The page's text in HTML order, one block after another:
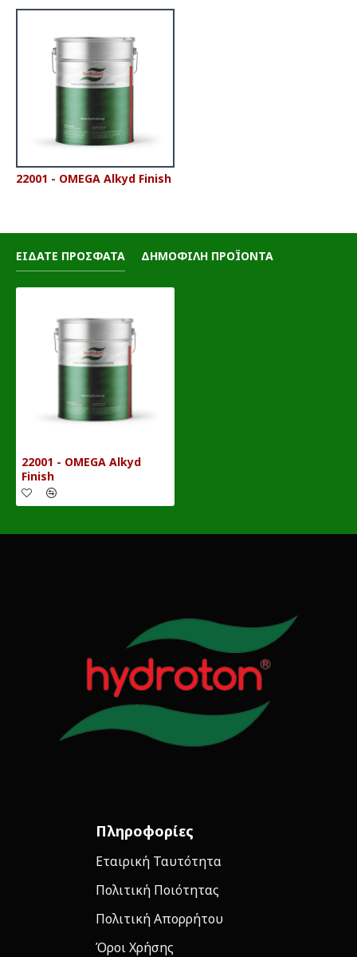
22001 - OMEGA Alkyd Finish
ΕΙΔΑΤΕ ΠΡΟΣΦΑΤΑ ΔΗΜΟΦΙΛΗ ΠΡΟΪΟΝΤΑ
22001 - OMEGA Alkyd
Finish
Πληροφορίες
Εταιρική Ταυτότητα
Πολιτική Ποιότητας
Πολιτική Απορρήτου
Όροι Χρήσης